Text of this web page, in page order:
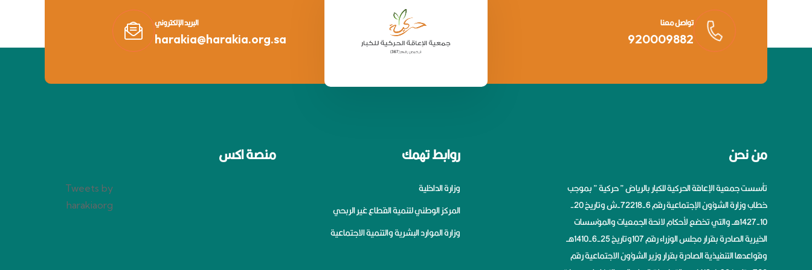
تواصل معنا
920009882
البريد الإلكتروني
harakia@harakia.org.sa
من نحن
تأسست جمعية الإعاقة الحركية للكبار بالرياض ” حركية ” بموجب
خطاب وزارة الشؤون الإجتماعية رقم 6-72218-ش وتاريخ 20-
10-1427هــ والتي تخضع لأحكام لائحة الجمعيات والمؤسسات
الخيرية الصادرة بقرار مجلس الوزراء رقم 107وتاريخ 25-6-1410هــ
وقواعدها التنفيذية الصادرة بقرار وزير الشؤون الاجتماعية رقم
روابط تهمك
وزارة الداخلية
المركز الوطني لتنمية القطاع غير الربحي
وزارة الموارد البشرية والتنمية الاجتماعية
منصة اكس
Tweets by
harakiaorg